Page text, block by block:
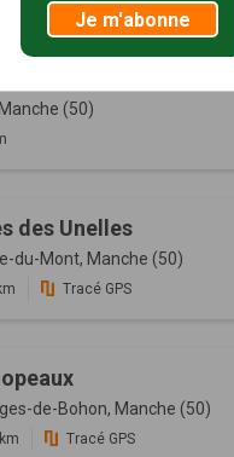
(50)
des Unelles
du-Mont, Manche (50)
Tracé GPS
de-Bohon, Manche (50)
Tracé GPS
Je m'abonne